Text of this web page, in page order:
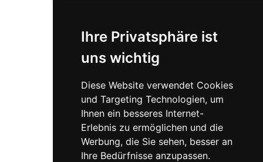
Ihre Privatsphäre ist
uns wichtig
Diese Website verwendet Cookies
und Targeting Technologien, um
Ihnen ein besseres Internet-
Erlebnis zu ermöglichen und die
Werbung, die Sie sehen, besser an
Ihre Bedürfnisse anzupassen.
LIVE ERGEBNISSE :
Fussball Liveergebnisse
Partner
FussballVorhersage
Betrush.com
Limso